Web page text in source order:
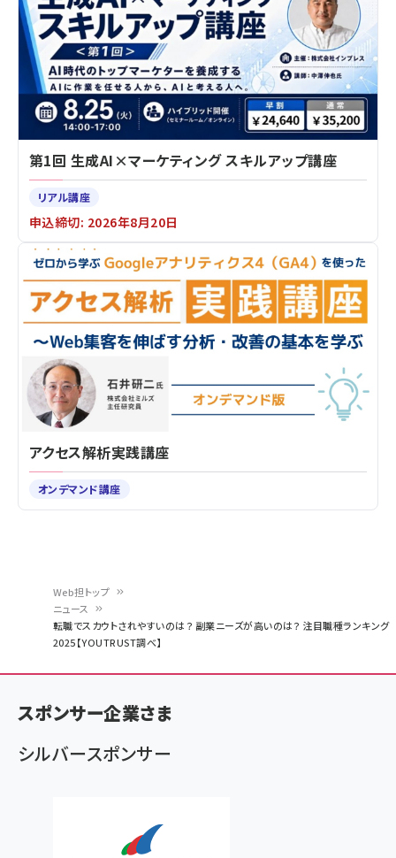
く
ず
Web担トップ
ニュース
転職でスカウトされやすいのは？ 副業ニーズが高いのは？ 注目職種ランキング
2025【YOUTRUST調べ】
第1回 生成AI×マーケティング スキルアップ講座
リアル講座
申込締切: 2026年8月20日
アクセス解析実践講座
オンデマンド講座
スポンサー企業さま
シルバースポンサー